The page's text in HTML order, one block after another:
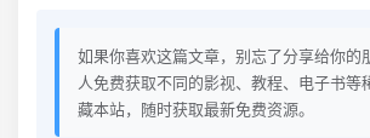
如果你喜欢这篇文章，别忘了分享给你的
人免费获取不同的影视、教程、电子书等
藏本站，随时获取最新免费资源。